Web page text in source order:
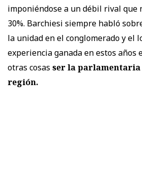
imponiéndose a un débil rival que
30%. Barchiesi siempre habló
la unidad en el conglomerado y el
experiencia ganada en estos años
otras cosas ser la parlamentaria
región.